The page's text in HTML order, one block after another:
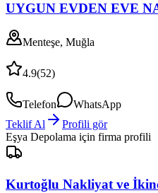
UYGUN EVDEN EVE
Menteşe, Muğla
4.9(52)
Telefon
WhatsApp
Teklif Al
Profili gör
Eşya Depolama için firma profili
Kurtoğlu Nakliyat ve